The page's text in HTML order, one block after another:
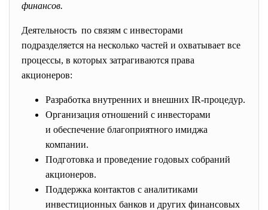
финансов.
Деятельность по связям с инвесторами
подразделяется на несколько частей и охватывает все
процессы, в которых затрагиваются права
акционеров:
Разработка внутренних и внешних IR-процедур.
Организация отношений с инвесторами
и обеспечение благоприятного имиджа
компании.
Подготовка и проведение годовых собраний
акционеров.
Поддержка контактов с аналитиками
инвестиционных банков и других финансовых